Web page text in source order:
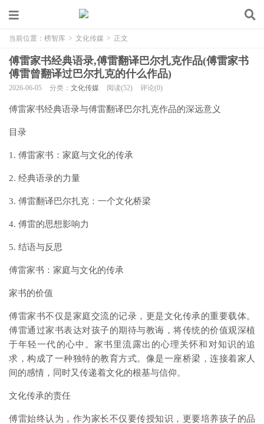
当前位置： 榜智库 > 文化传媒 > 正文
傅雷家书经典语录,傅雷翻译巴尔扎克作品(傅雷家书
傅雷曾翻译过巴尔扎克的什么作品)
2026-06-05 分类： 文化传媒 阅读(52) 评论(0)
傅雷家书经典语录与傅雷翻译巴尔扎克作品的深远意义
目录
1. 傅雷家书：家庭与文化的传承
2. 经典语录的力量
3. 傅雷翻译巴尔扎克：一个文化桥梁
4. 傅雷的思想影响力
5. 结语与反思
傅雷家书：家庭与文化的传承
家书的价值
傅雷家书不仅是家庭交流的记录，更是文化传承的重要载体。
傅雷通过家书表达对孩子的期待与教诲，将传统的价值观深植
于年轻一代的心中。家书里流露出的心理关怀和对知识的追
求，构成了一种独特的教育方式。像是一座桥梁，连接着家人
间的感情，同时又传递着文化的根基与信仰。
文化传承的责任
傅雷始终认为，作为家长不仅要传授知识，更要培养孩子的品